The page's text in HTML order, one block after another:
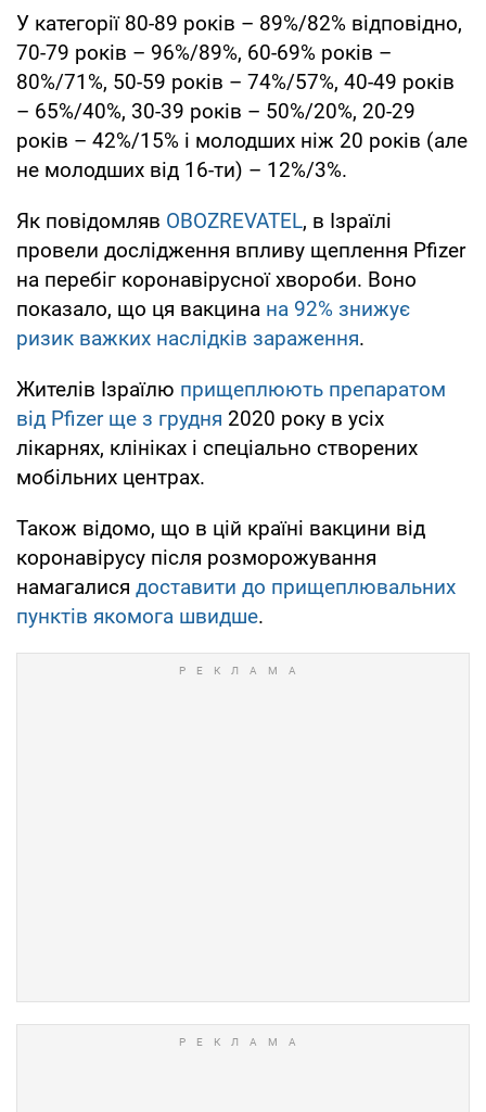
У категорії 80-89 років – 89%/82% відповідно,
70-79 років – 96%/89%, 60-69% років –
80%/71%, 50-59 років – 74%/57%, 40-49 років
– 65%/40%, 30-39 років – 50%/20%, 20-29
років – 42%/15% і молодших ніж 20 років (але
не молодших від 16-ти) – 12%/3%.
Як повідомляв OBOZREVATEL, в Ізраїлі
провели дослідження впливу щеплення Pfizer
на перебіг коронавірусної хвороби. Воно
показало, що ця вакцина на 92% знижує
ризик важких наслідків зараження.
Жителів Ізраїлю прищеплюють препаратом
від Pfizer ще з грудня 2020 року в усіх
лікарнях, клініках і спеціально створених
мобільних центрах.
Також відомо, що в цій країні вакцини від
коронавірусу після розморожування
намагалися доставити до прищеплювальних
пунктів якомога швидше.